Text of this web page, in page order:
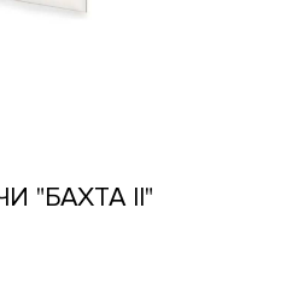
"БАХТА II"